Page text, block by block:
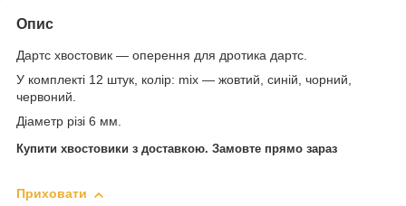
Опис
Дартс хвостовик — оперення для дротика дартс.
У комплекті 12 штук, колір: mix — жовтий, синій, чорний,
червоний.
Діаметр різі 6 мм.
Купити хвостовики з доставкою. Замовте прямо зараз
Приховати